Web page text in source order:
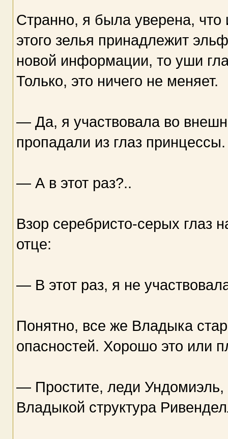
Странно, я была уверена, что
этого зелья принадлежит
новой информации, то уши
Только, это ничего не меняет.
— Да, я участвовала во
пропадали из глаз принцессы.
— А в этот раз?..
Взор серебристо-серых глаз
отце:
— В этот раз, я не
Понятно, все же Владыка
опасностей. Хорошо это или
— Простите, леди Ундомиэль,
Владыкой структура